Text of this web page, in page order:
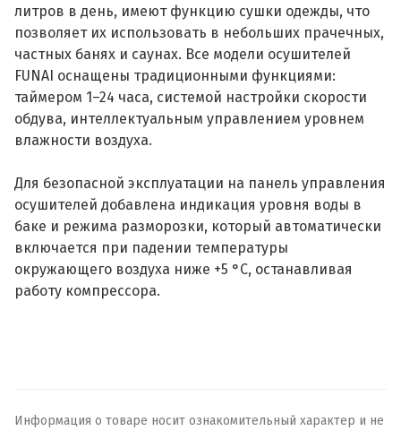
литров в день, имеют функцию сушки одежды, что
позволяет их использовать в небольших прачечных,
частных банях и саунах. Все модели осушителей
FUNAI оснащены традиционными функциями:
таймером 1–24 часа, системой настройки скорости
обдува, интеллектуальным управлением уровнем
влажности воздуха.
Для безопасной эксплуатации на панель управления
осушителей добавлена индикация уровня воды в
баке и режима разморозки, который автоматически
включается при падении температуры
окружающего воздуха ниже +5 °C, останавливая
работу компрессора.
Информация о товаре носит ознакомительный характер и не